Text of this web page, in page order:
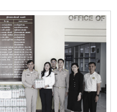
in Agriculture
ติยศระดับภูมิภาคที่มอบแก่ศิษย์
จโดดเด่นทางวิชาชีพ มีภาวะผู้นำ
พัฒนาการเกษตร ชนบท ชุมชน
SEARCA
จัดตั้งขึ้นเพื่อเชิดชูเกียรติศิษย์
ฑิตศึกษาจาก SEARCA ซึ่งได้
ศักยภาพที่ได้รับจากการศึกษา